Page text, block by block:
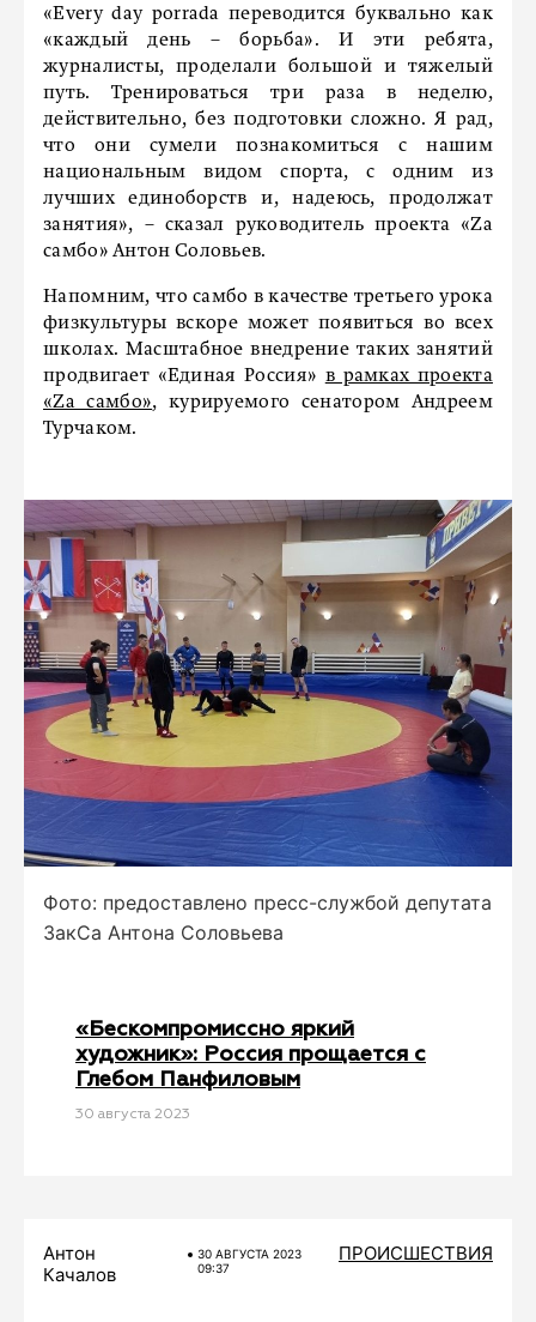
«Every day porrada переводится буквально как
«каждый день – борьба». И эти ребята,
журналисты, проделали большой и тяжелый
путь. Тренироваться три раза в неделю,
действительно, без подготовки сложно. Я рад,
что они сумели познакомиться с нашим
национальным видом спорта, с одним из
лучших единоборств и, надеюсь, продолжат
занятия», – сказал руководитель проекта «Za
самбо» Антон Соловьев.
Напомним, что самбо в качестве третьего урока
физкультуры вскоре может появиться во всех
школах. Масштабное внедрение таких занятий
продвигает «Единая Россия» в рамках проекта
«Za самбо», курируемого сенатором Андреем
Турчаком.
Фото: предоставлено пресс-службой депутата
ЗакСа Антона Соловьева
«Бескомпромиссно яркий
художник»: Россия прощается с
Глебом Панфиловым
30 августа 2023
Антон
Качалов
30 АВГУСТА 2023
09:37
ПРОИСШЕСТВИЯ